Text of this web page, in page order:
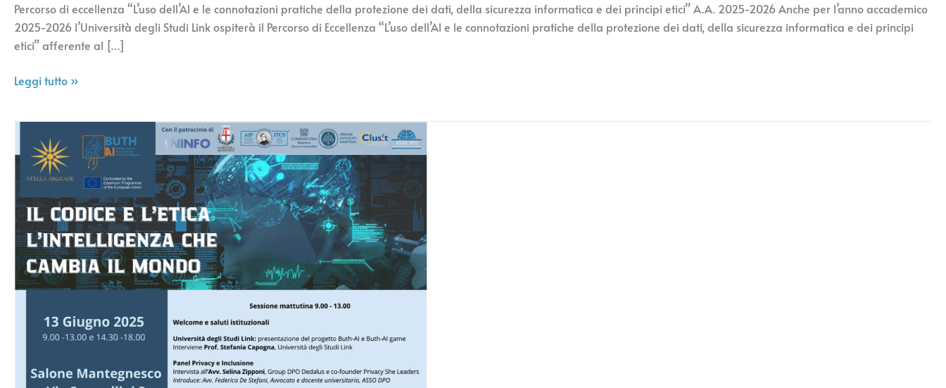
Percorso di eccellenza “L’uso dell’Al e le connotazioni pratiche della protezione dei dati, della sicurezza informatica e dei principi etici” A.A. 2025-2026 Anche per l’anno accademico
2025-2026 l’Università degli Studi Link ospiterà il Percorso di Eccellenza “L’uso dell’Al e le connotazioni pratiche della protezione dei dati, della sicurezza informatica e dei principi
etici” afferente al […]
Leggi tutto »
codice
l’etica.
L’intelligenza
che
cambia
il
mondo”
–
giugno,